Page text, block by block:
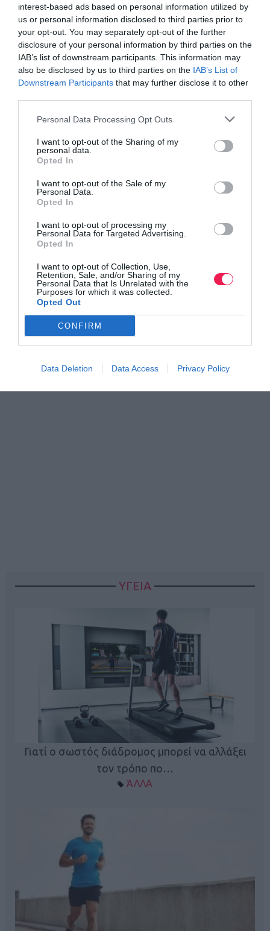
interest-based ads based on personal information utilized by
us or personal information disclosed to third parties prior to
your opt-out. You may separately opt-out of the further
disclosure of your personal information by third parties on the
IAB’s list of downstream participants. This information may
also be disclosed by us to third parties on the IAB’s List of
Downstream Participants that may further disclose it to other
Personal Data Processing Opt Outs
I want to opt-out of the Sharing of my
personal data.
Opted In
I want to opt-out of the Sale of my
Personal Data.
Opted In
I want to opt-out of processing my
Personal Data for Targeted Advertising.
Opted In
I want to opt-out of Collection, Use,
Retention, Sale, and/or Sharing of my
Personal Data that Is Unrelated with the
Purposes for which it was collected.
Opted Out
CONFIRM
Data Deletion Data Access Privacy Policy
Βρες το RUNNER!
Όλα τα Τεύχη
ΥΓΕΙΑ
Γιατί ο σωστός διάδρομος μπορεί να αλλάξει
τον τρόπο πο…
ΆΛΛΑ